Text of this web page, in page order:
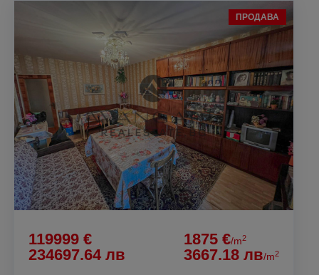
ПРОДАВА
119999 €
234697.64 лв
1875 €/m2
3667.18 лв/m2